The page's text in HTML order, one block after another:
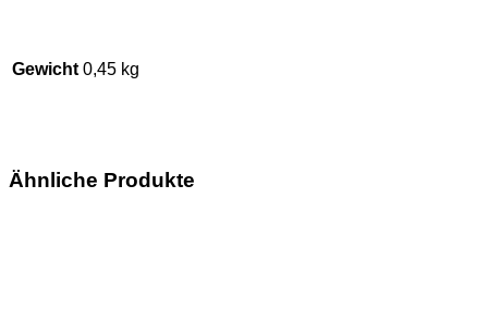
Gewicht 0,45 kg
Ähnliche Produkte